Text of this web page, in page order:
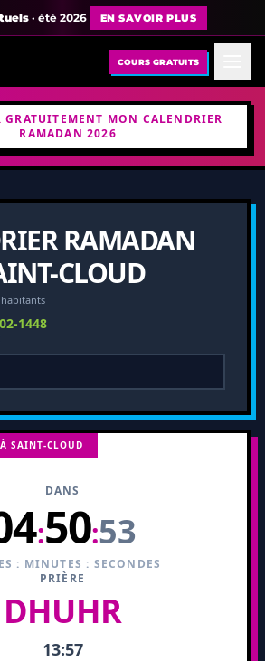
· été 2026 EN SAVOIR PLUS
COURS GRATUITS
GRATUITEMENT MON CALENDRIER
RAMADAN 2026
RAMADAN
CLOUD
habitants
1448
SAINT-CLOUD
DANS
:50:52
: MINUTES : SECONDES
PRIÈRE
DHUHR
13:57